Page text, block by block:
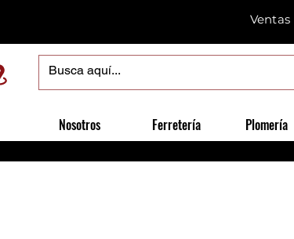
Ventas
Nosotros Ferretería Plomería